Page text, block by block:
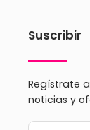
Suscribir
Regístrate
noticias y